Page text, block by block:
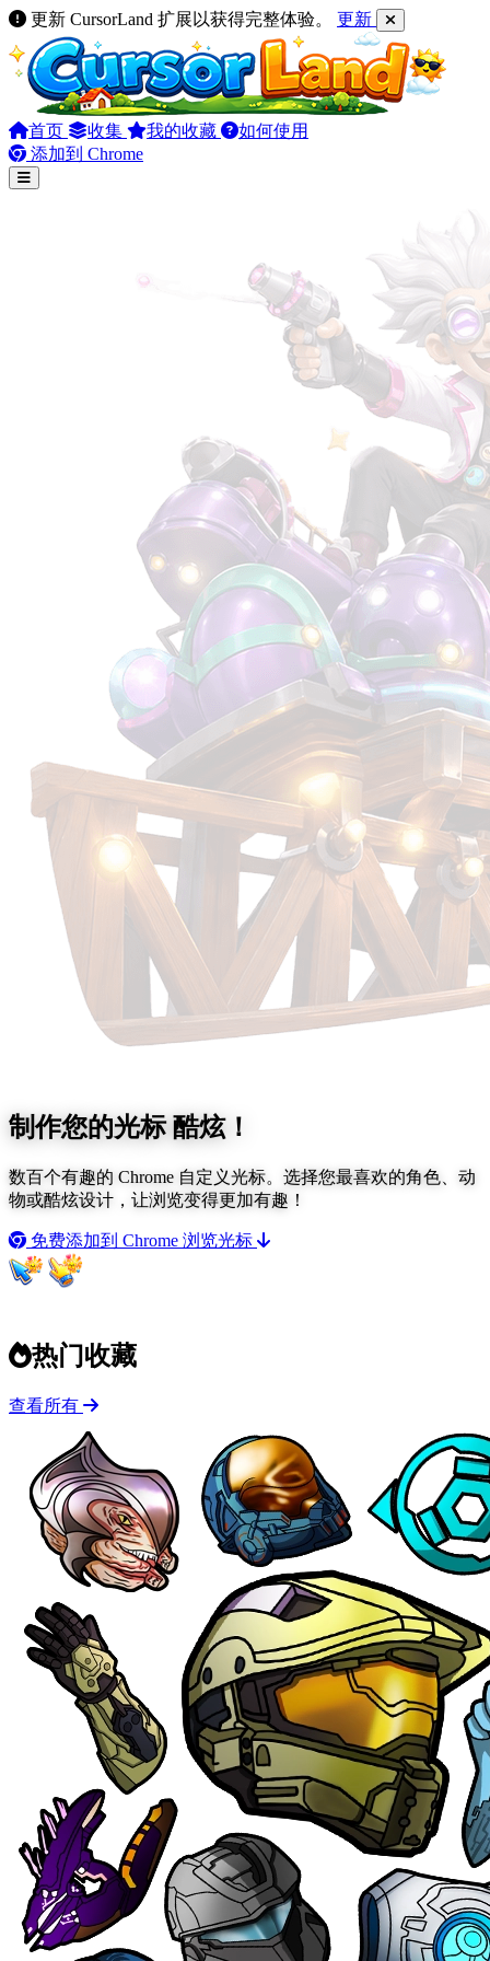
更新 CursorLand 扩展以获得完整体验。 更新
首页 收集 我的收藏
如何使用
添加到 Chrome
制作您的光标酷炫！
数百个有趣的 Chrome 自定义光标。选择您最喜欢的角色、动
物或酷炫设计，让浏览变得更加有趣！
免费添加到 Chrome 浏览光标
热门收藏
查看所有